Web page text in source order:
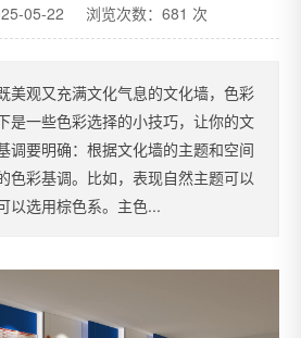
05-22 浏览次数：681 次
美观又充满文化气息的文化墙，色彩
是一些色彩选择的小技巧，让你的文
调要明确：根据文化墙的主题和空间
色彩基调。比如，表现自然主题可以
以选用棕色系。主色...